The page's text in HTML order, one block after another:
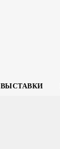
ВЫСТАВКИ